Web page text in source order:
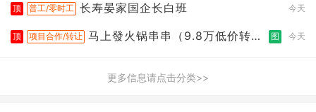
顶 普工/零时工 长寿晏家国企长白班 今天
顶 项目合作/转让 马上發火锅串串（9.8万低价转
图 今天
更多信息请点击分类>>